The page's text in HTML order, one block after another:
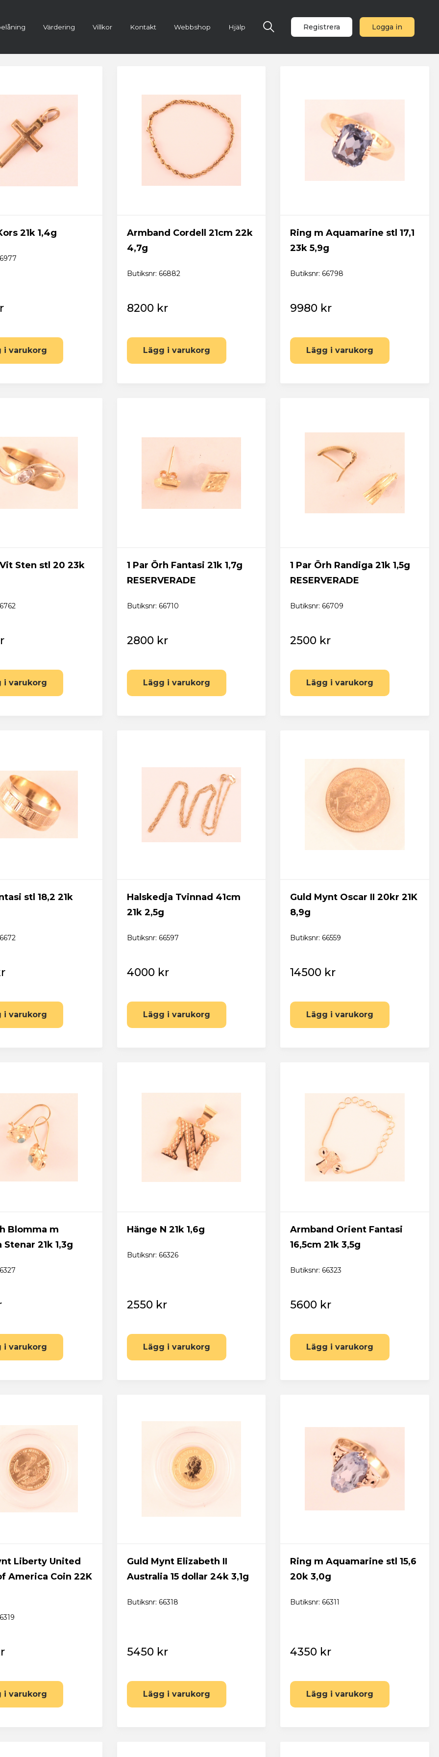
konto
vara minst åtta tecken långt, innehålla minst en stor bokstav och minst en
Eskilstuna Pantbanks allmänna villkoroch hantering av
Pantbank
Glömt lösenordet? Fixa ett nytt här!
Ny kund? Skapa konto
Värdering Villkor Kontakt Webbshop Hjälp Registrera Logga in
21k 1,4g
i varukorg
Armband Cordell 21cm 22k
4,7g
Butiksnr: 66882
8200 kr
Lägg i varukorg
Ring m Aquamarine stl 17,1
23k 5,9g
Butiksnr: 66798
9980 kr
Lägg i varukorg
Sten stl 20 23k
i varukorg
1 Par Örh Fantasi 21k 1,7g
RESERVERADE
Butiksnr: 66710
2800 kr
Lägg i varukorg
1 Par Örh Randiga 21k 1,5g
RESERVERADE
Butiksnr: 66709
2500 kr
Lägg i varukorg
stl 18,2 21k
i varukorg
Halskedja Tvinnad 41cm
21k 2,5g
Butiksnr: 66597
4000 kr
Lägg i varukorg
Guld Mynt Oscar II 20kr 21K
8,9g
Butiksnr: 66559
14500 kr
Lägg i varukorg
Blomma m
21k 1,3g
i varukorg
Hänge N 21k 1,6g
Butiksnr: 66326
2550 kr
Lägg i varukorg
Armband Orient Fantasi
16,5cm 21k 3,5g
Butiksnr: 66323
5600 kr
Lägg i varukorg
Liberty United
America Coin 22K
i varukorg
Guld Mynt Elizabeth II
Australia 15 dollar 24k 3,1g
Butiksnr: 66318
5450 kr
Lägg i varukorg
Ring m Aquamarine stl 15,6
20k 3,0g
Butiksnr: 66311
4350 kr
Lägg i varukorg